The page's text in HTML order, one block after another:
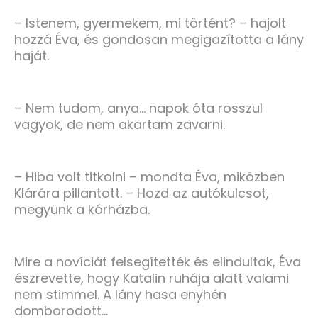
– Istenem, gyermekem, mi történt? – hajolt
hozzá Éva, és gondosan megigazította a lány
haját.
– Nem tudom, anya… napok óta rosszul
vagyok, de nem akartam zavarni.
– Hiba volt titkolni – mondta Éva, miközben
Klárára pillantott. – Hozd az autókulcsot,
megyünk a kórházba.
Mire a novíciát felsegítették és elindultak, Éva
észrevette, hogy Katalin ruhája alatt valami
nem stimmel. A lány hasa enyhén
domborodott…